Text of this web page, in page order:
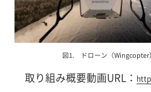
図1. ドローン（Wingcopter
取り組み概要動画URL：